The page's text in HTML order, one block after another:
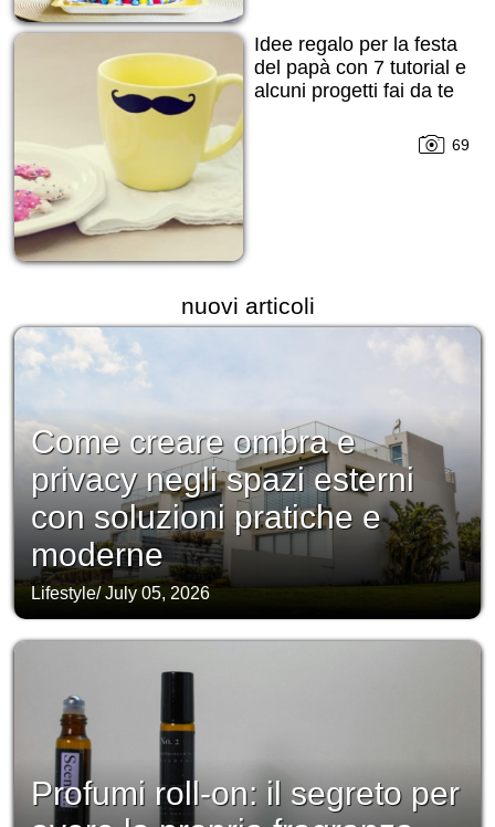
Idee regalo per la festa
del papà con 7 tutorial e
alcuni progetti fai da te
69
nuovi articoli
Come creare ombra e
privacy negli spazi esterni
con soluzioni pratiche e
moderne
Lifestyle/July 05, 2026
Profumi roll-on: il segreto per